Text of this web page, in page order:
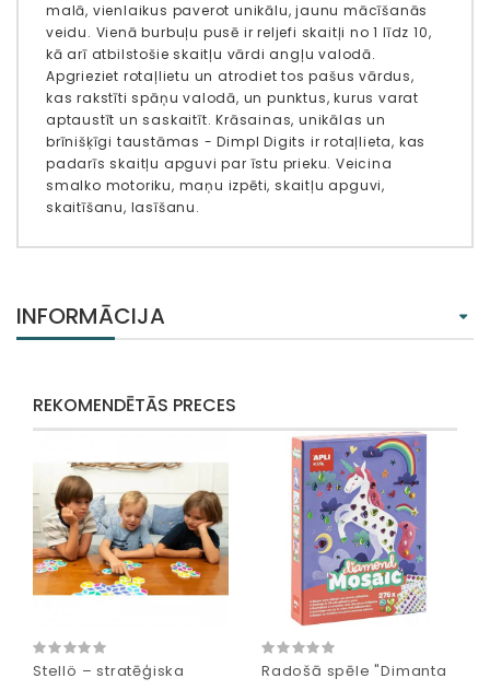
malā, vienlaikus paverot unikālu, jaunu mācīšanās
veidu. Vienā burbuļu pusē ir reljefi skaitļi no 1 līdz 10,
kā arī atbilstošie skaitļu vārdi angļu valodā.
Apgrieziet rotaļlietu un atrodiet tos pašus vārdus,
kas rakstīti spāņu valodā, un punktus, kurus varat
aptaustīt un saskaitīt. Krāsainas, unikālas un
brīnišķīgi taustāmas - Dimpl Digits ir rotaļlieta, kas
padarīs skaitļu apguvi par īstu prieku. Veicina
smalko motoriku, maņu izpēti, skaitļu apguvi,
skaitīšanu, lasīšanu.
INFORMĀCIJA
REKOMENDĒTĀS PRECES
Stellö – stratēģiska
Radošā spēle "Dimanta